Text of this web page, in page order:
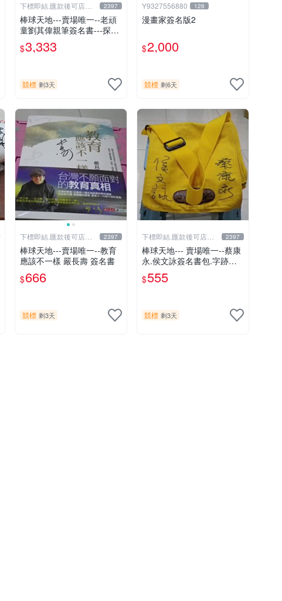
下標即結.匯款後可店到
店關於我
2397
棒球天地---賣場唯一--老頑
童劉其偉親筆簽名書---探險
天地間 劉其偉傳奇
$3,333
競標 剩3天
Y9327556880 126
漫畫家簽名版2
$2,000
競標 剩6天
下標即結.匯款後可店到
店關於我
2397
棒球天地---賣場唯一--教育
應該不一樣 嚴長壽 簽名書
$666
競標 剩3天
下標即結.匯款後可店到
店關於我
2397
棒球天地--- 賣場唯一--蔡康
永.侯文詠簽名書包.字跡漂
亮
$555
競標 剩3天